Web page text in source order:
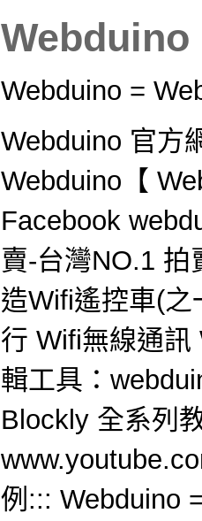
Webduino
Webduino =
Webduino 官方
Webduino【
Facebook
賣-台灣NO.1
造Wifi遙控車(
行 Wifi無線通訊
輯工具：
Blockly 全系列
例::: Webduino